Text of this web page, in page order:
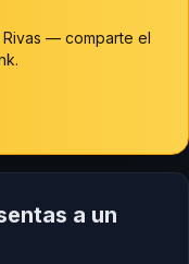
— comparte el
a un